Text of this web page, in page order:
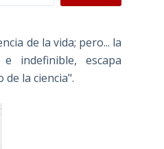
de la vida; pero... la
e indefinible, escapa
de la ciencia".